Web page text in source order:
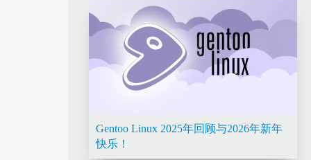
Gentoo Linux 2025年回顾与2026年新年
快乐！